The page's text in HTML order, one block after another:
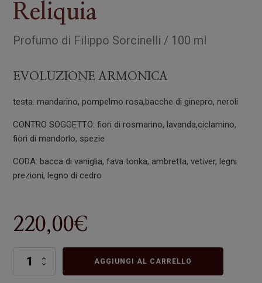
Reliquia
Profumo di Filippo Sorcinelli / 100 ml
EVOLUZIONE ARMONICA
testa: mandarino, pompelmo rosa,bacche di ginepro, neroli
CONTRO SOGGETTO: fiori di rosmarino, lavanda,ciclamino,
fiori di mandorlo, spezie
CODA: bacca di vaniglia, fava tonka, ambretta, vetiver, legni
prezioni, legno di cedro
220,00€
Reliquia
AGGIUNGI AL CARRELLO